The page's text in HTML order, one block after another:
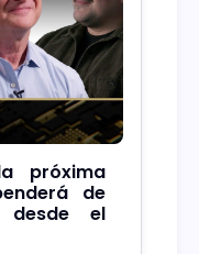
próxima
de
desde el